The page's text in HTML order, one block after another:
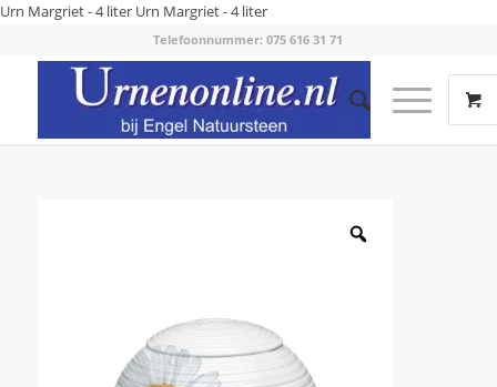
Urn Margriet - 4 liter Urn Margriet - 4 liter
Telefoonnummer: 075 616 31 71